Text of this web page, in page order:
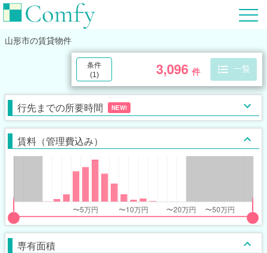
山形市の賃貸物件
3,096 件 一覧
条件
(1 )
行先までの所要時間 NEW!
賃料（管理費込み）
専有面積